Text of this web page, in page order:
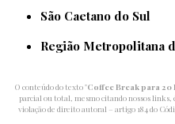
São Caetano do Sul
Região Metropolitana
O conteúdo do texto "Coffee Break para 20
parcial ou total, mesmo citando nossos
violação de direito autoral – artigo 184 do